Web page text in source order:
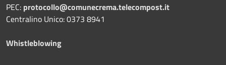
PEC: protocollo@comunecrema.telecompost.it
Centralino Unico: 0373 8941
Whistleblowing